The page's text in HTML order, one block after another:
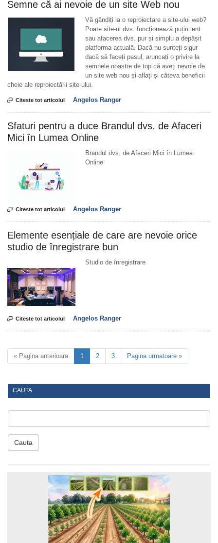
Semne că ai nevoie de un site Web nou
Vă gândiți la o reproiectare a site-ului web?
Poate site-ul dvs. funcționează puțin lent
sau afacerea dvs. pur și simplu a depășit
platforma actuală. Dacă nu sunteți sigur
dacă să faceți pasul, aruncați o privire la
semnele noastre de top că aveți nevoie de
un site web nou și aflați și câteva beneficii
cheie ale reproiectării site-ului.
 Citeste tot articolul Angelos Ranger
Sfaturi pentru a duce Brandul dvs. de Afaceri
Mici în Lumea Online
Brandul dvs. de Afaceri Mici în Lumea
Online
 Citeste tot articolul Angelos Ranger
Elemente esențiale de care are nevoie orice
studio de înregistrare bun
Studio de înregistrare
 Citeste tot articolul Angelos Ranger
« Pagina anterioara 1 2 3 Pagina urmatoare »
CAUTA
Cauta